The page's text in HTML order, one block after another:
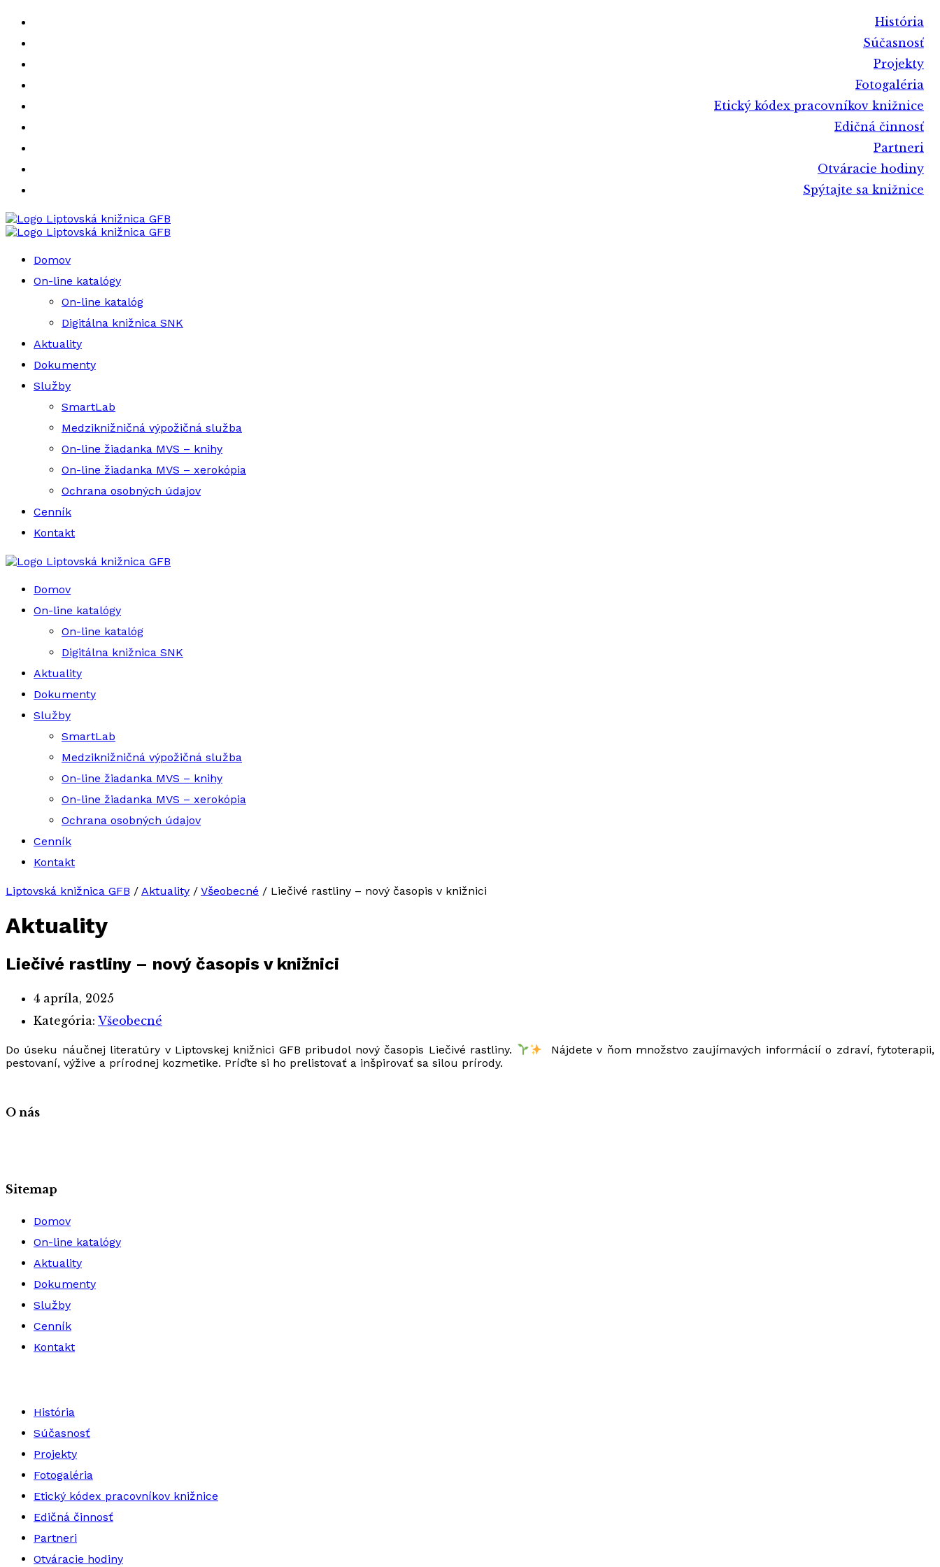
História
Súčasnosť
Projekty
Fotogaléria
Etický kódex pracovníkov knižnice
Edičná činnosť
Partneri
Otváracie hodiny
Spýtajte sa knižnice
Liptovská knižnica GFB
Liptovská knižnica GFB
Domov
On-line katalógy
On-line katalóg
Digitálna knižnica SNK
Aktuality
Dokumenty
Služby
SmartLab
Medziknižničná výpožičná služba
On-line žiadanka MVS – knihy
On-line žiadanka MVS – xerokópia
Ochrana osobných údajov
Cenník
Kontakt
Liptovská knižnica GFB
Domov
On-line katalógy
On-line katalóg
Digitálna knižnica SNK
Aktuality
Dokumenty
Služby
SmartLab
Medziknižničná výpožičná služba
On-line žiadanka MVS – knihy
On-line žiadanka MVS – xerokópia
Ochrana osobných údajov
Cenník
Kontakt
Liptovská knižnica GFB / Aktuality / Všeobecné / Liečivé rastliny – nový časopis v knižnici
Aktuality
Liečivé rastliny – nový časopis v knižnici
4 apríla, 2025
Kategória: Všeobecné
Do úseku náučnej literatúry v Liptovskej knižnici GFB pribudol nový časopis Liečivé rastliny.
Nájdete v ňom množstvo zaujímavých informácií o zdraví, fytoterapii,
pestovaní, výžive a prírodnej kozmetike. Príďte si ho prelistovať a inšpirovať sa silou prírody.
O nás
Sitemap
Domov
On-line katalógy
Aktuality
Dokumenty
Služby
Cenník
Kontakt
História
Súčasnosť
Projekty
Fotogaléria
Etický kódex pracovníkov knižnice
Edičná činnosť
Partneri
Otváracie hodiny